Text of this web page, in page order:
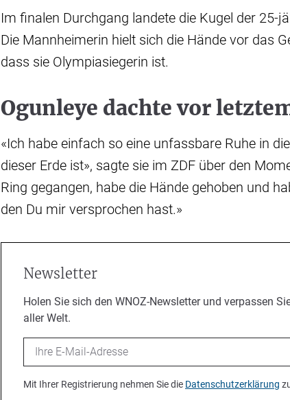
Im finalen Durchgang landete die Kugel der 25-
Die Mannheimerin hielt sich die Hände vor das
dass sie Olympiasiegerin ist.
Ogunleye dachte vor
«Ich habe einfach so eine unfassbare Ruhe in
dieser Erde ist», sagte sie im ZDF über den
Ring gegangen, habe die Hände gehoben und
den Du mir versprochen hast.»
Newsletter
Holen Sie sich den WNOZ-Newsletter und verpassen
aller Welt.
Email
Mit Ihrer Registrierung nehmen Sie die Datenschutzerklärung